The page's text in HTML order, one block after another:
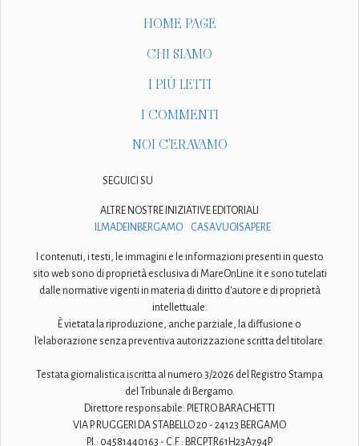
HOME PAGE
CHI SIAMO
I PIÙ LETTI
I COMMENTI
NOI C'ERAVAMO
SEGUICI SU
ALTRE NOSTRE INIZIATIVE EDITORIALI
ILMADEINBERGAMO
CASAVUOISAPERE
I contenuti, i testi, le immagini e le informazioni presenti in questo
sito web sono di proprietà esclusiva di MareOnLine.it e sono tutelati
dalle normative vigenti in materia di diritto d'autore e di proprietà
intellettuale.
È vietata la riproduzione, anche parziale, la diffusione o
l'elaborazione senza preventiva autorizzazione scritta del titolare.
Testata giornalistica iscritta al numero 3/2026 del Registro Stampa
del Tribunale di Bergamo.
Direttore responsabile: PIETRO BARACHETTI
VIA P. RUGGERI DA STABELLO 20 - 24123 BERGAMO
P.I.: 04581440163 - C.F.: BRCPTR61H23A794P